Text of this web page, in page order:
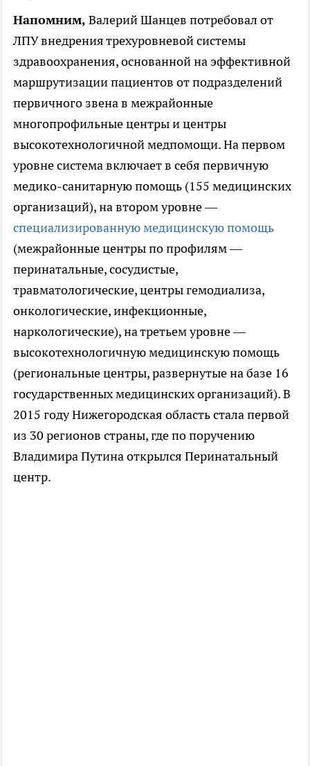
Напомним, Валерий Шанцев потребовал от
ЛПУ внедрения трехуровневой системы
здравоохранения, основанной на эффективной
маршрутизации пациентов от подразделений
первичного звена в межрайонные
многопрофильные центры и центры
высокотехнологичной медпомощи. На первом
уровне система включает в себя первичную
медико-санитарную помощь (155 медицинских
организаций), на втором уровне —
специализированную медицинскую помощь
(межрайонные центры по профилям —
перинатальные, сосудистые,
травматологические, центры гемодиализа,
онкологические, инфекционные,
наркологические), на третьем уровне —
высокотехнологичную медицинскую помощь
(региональные центры, развернутые на базе 16
государственных медицинских организаций). В
2015 году Нижегородская область стала первой
из 30 регионов страны, где по поручению
Владимира Путина открылся Перинатальный
центр.